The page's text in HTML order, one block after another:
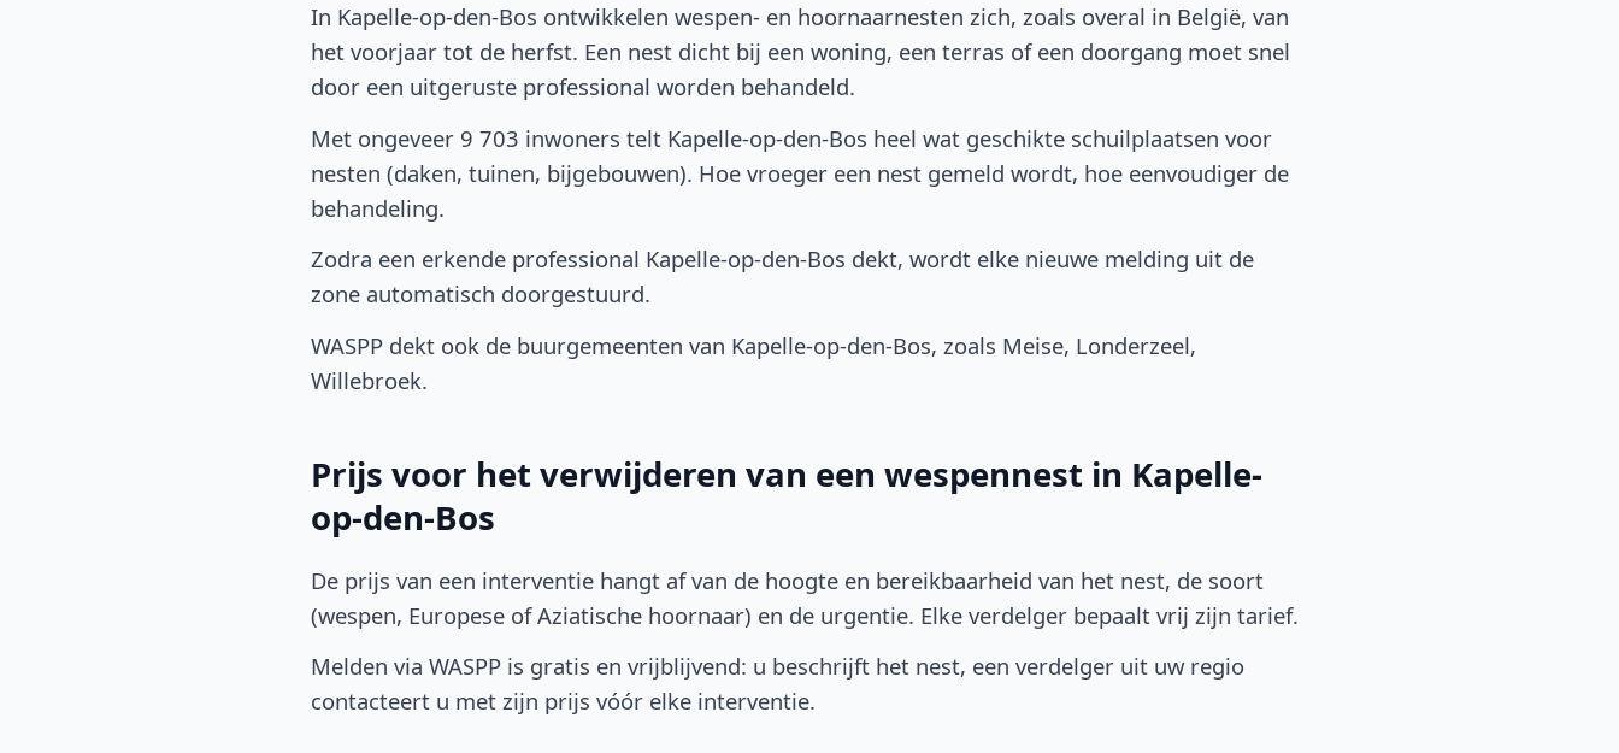
In Kapelle-op-den-Bos ontwikkelen wespen- en hoornaarnesten zich, zoals overal in België, van
het voorjaar tot de herfst. Een nest dicht bij een woning, een terras of een doorgang moet snel
door een uitgeruste professional worden behandeld.
Met ongeveer 9 703 inwoners telt Kapelle-op-den-Bos heel wat geschikte schuilplaatsen voor
nesten (daken, tuinen, bijgebouwen). Hoe vroeger een nest gemeld wordt, hoe eenvoudiger de
behandeling.
Zodra een erkende professional Kapelle-op-den-Bos dekt, wordt elke nieuwe melding uit de
zone automatisch doorgestuurd.
WASPP dekt ook de buurgemeenten van Kapelle-op-den-Bos, zoals Meise, Londerzeel,
Willebroek.
Prijs voor het verwijderen van een wespennest in Kapelle-
op-den-Bos
De prijs van een interventie hangt af van de hoogte en bereikbaarheid van het nest, de soort
(wespen, Europese of Aziatische hoornaar) en de urgentie. Elke verdelger bepaalt vrij zijn tarief.
Melden via WASPP is gratis en vrijblijvend: u beschrijft het nest, een verdelger uit uw regio
contacteert u met zijn prijs vóór elke interventie.